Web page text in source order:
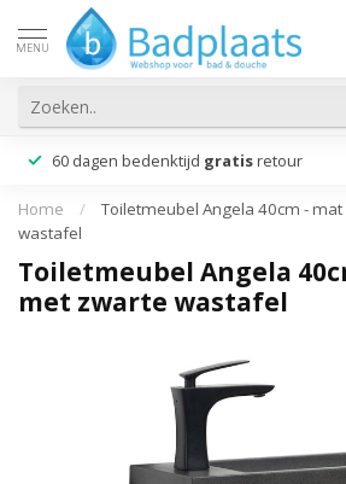
MENU
60 dagen bedenktijd gratis retour
Home /
Toiletmeubel Angela 40cm -
wastafel
Toiletmeubel Angela
met zwarte wastafel